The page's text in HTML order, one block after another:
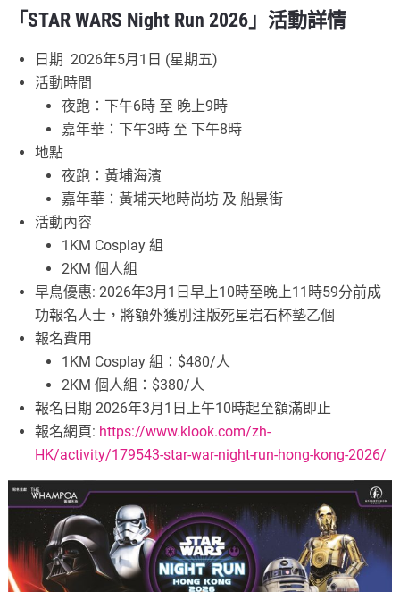
「STAR WARS Night Run 2026」活動詳情
日期 2026年5月1日 (星期五)
活動時間
夜跑：下午6時 至 晚上9時
嘉年華：下午3時 至 下午8時
地點
夜跑：黃埔海濱
嘉年華：黃埔天地時尚坊 及 船景街
活動內容
1KM Cosplay 組
2KM 個人組
早鳥優惠: 2026年3月1日早上10時至晚上11時59分前成
功報名人士，將額外獲別注版死星岩石杯墊乙個
報名費用
1KM Cosplay 組：$480/人
2KM 個人組：$380/人
報名日期 2026年3月1日上午10時起至額滿即止
報名網頁: https://www.klook.com/zh-
HK/activity/179543-star-war-night-run-hong-kong-2026/